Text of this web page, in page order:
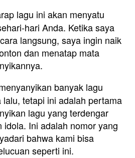
lagu ini akan menyatu
hari Anda. Ketika saya
langsung, saya ingin naik
dan menatap mata
banyak lagu
tetapi ini adalah pertama
lagu yang terdengar
idola. Ini adalah nomor yang
bahwa kami bisa
seperti ini.